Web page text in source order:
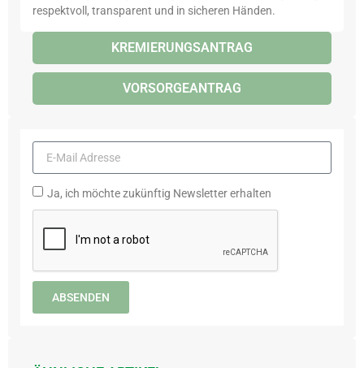
respektvoll, transparent und in sicheren Händen.
KREMIERUNGSANTRAG
VORSORGEANTRAG
Ja, ich möchte zukünftig Newsletter erhalten
ABSENDEN